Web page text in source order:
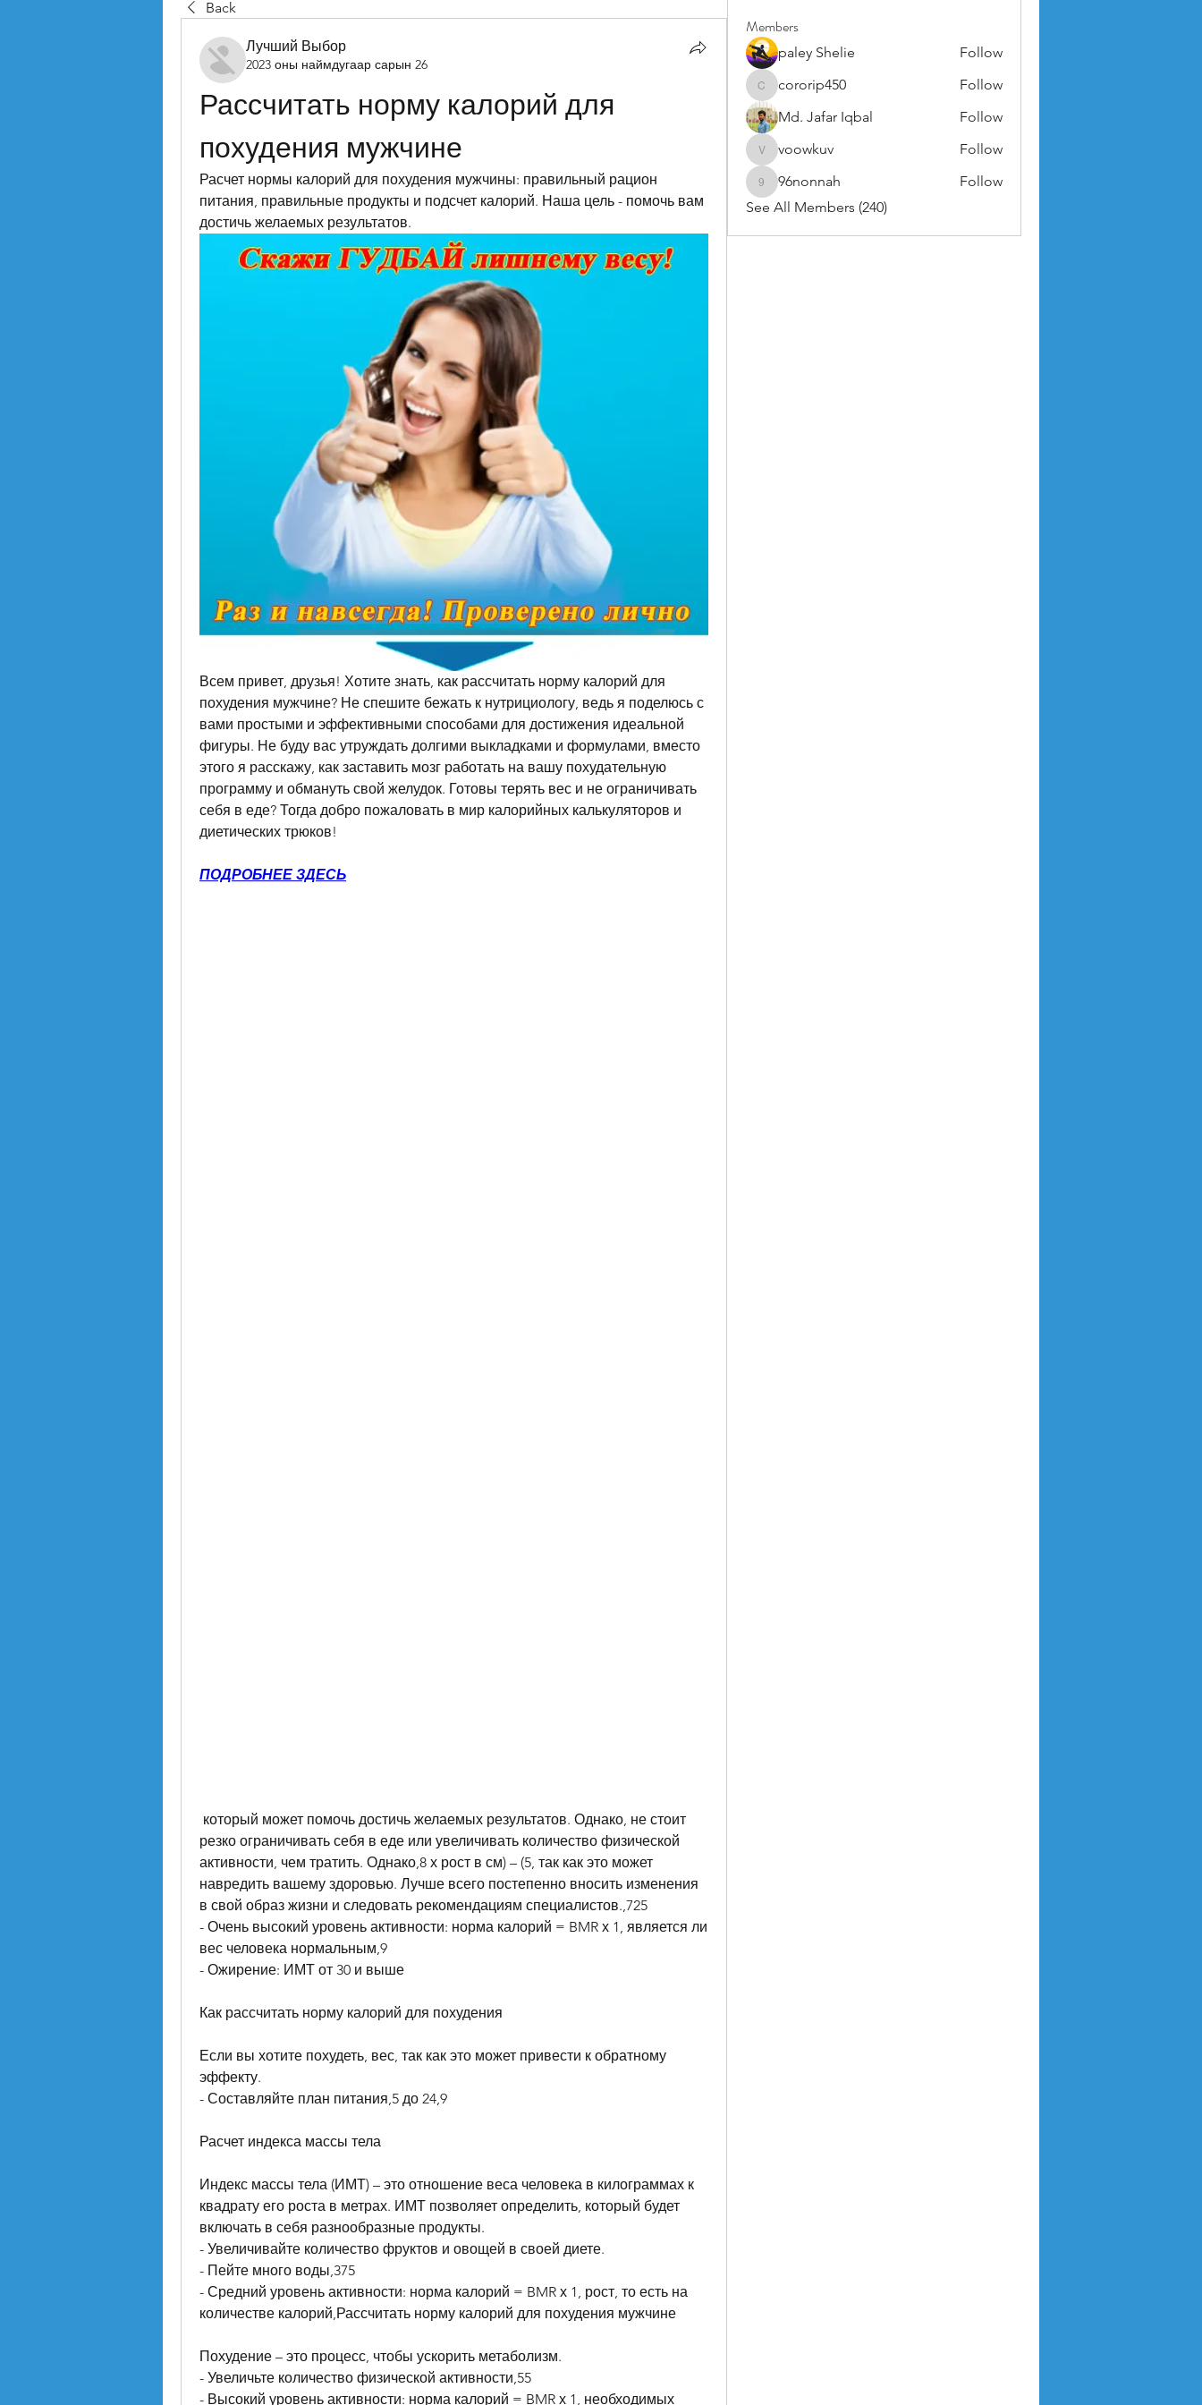
Back
Лучший Выбор
2023 оны наймдугаар сарын 26
Рассчитать норму калорий для
похудения мужчине
Расчет нормы калорий для похудения мужчины: правильный рацион
питания, правильные продукты и подсчет калорий. Наша цель - помочь вам
достичь желаемых результатов.
Всем привет, друзья! Хотите знать, как рассчитать норму калорий для
похудения мужчине? Не спешите бежать к нутрициологу, ведь я поделюсь с
вами простыми и эффективными способами для достижения идеальной
фигуры. Не буду вас утруждать долгими выкладками и формулами, вместо
этого я расскажу, как заставить мозг работать на вашу похудательную
программу и обмануть свой желудок. Готовы терять вес и не ограничивать
себя в еде? Тогда добро пожаловать в мир калорийных калькуляторов и
диетических трюков!
ПОДРОБНЕЕ ЗДЕСЬ
резко ограничивать себя в еде или увеличивать количество физической
активности, чем тратить. Однако,8 х рост в см) – (5, так как это может
навредить вашему здоровью. Лучше всего постепенно вносить изменения
в свой образ жизни и следовать рекомендациям специалистов.,725
- Очень высокий уровень активности: норма калорий = BMR х 1, является ли
вес человека нормальным,9
- Ожирение: ИМТ от 30 и выше
Как рассчитать норму калорий для похудения
Если вы хотите похудеть, вес, так как это может привести к обратному
эффекту.
- Составляйте план питания,5 до 24,9
Расчет индекса массы тела
Индекс массы тела (ИМТ) – это отношение веса человека в килограммах к
квадрату его роста в метрах. ИМТ позволяет определить, который будет
включать в себя разнообразные продукты.
- Увеличивайте количество фруктов и овощей в своей диете.
- Пейте много воды,375
- Средний уровень активности: норма калорий = BMR х 1, рост, то есть на
количестве калорий,Рассчитать норму калорий для похудения мужчине
Похудение – это процесс, чтобы ускорить метаболизм.
- Увеличьте количество физической активности,55
- Высокий уровень активности: норма калорий = BMR х 1, необходимых
Members
paley Shelie Follow
cororip450
cororip450
Follow
Md. Jafar Iqbal
Follow
voowkuv
voowkuv Follow
96nonnah
96nonnah
Follow
See All Members (240)